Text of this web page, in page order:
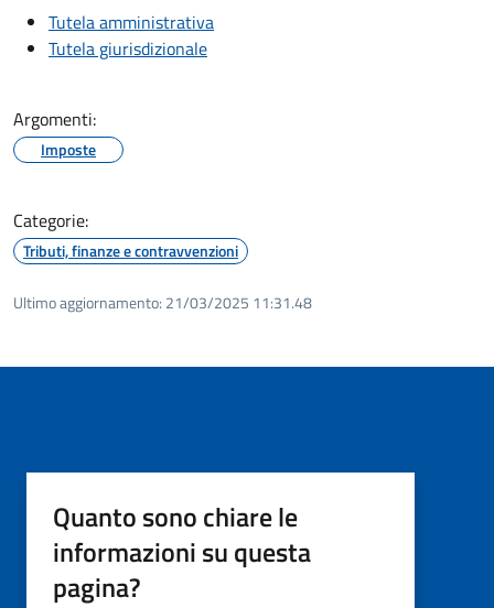
Tutela amministrativa
Tutela giurisdizionale
Argomenti:
Imposte
Categorie:
Tributi, finanze e contravvenzioni
Ultimo aggiornamento: 21/03/2025 11:31.48
Quanto sono chiare le
informazioni su questa
pagina?